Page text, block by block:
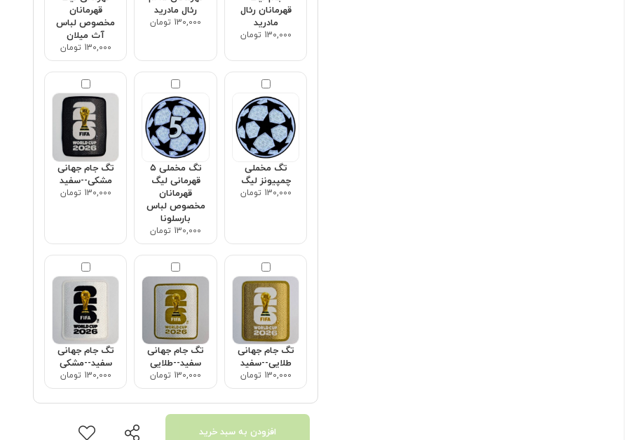
قهرمانان رئال
مادرید
130,000 تومان
رئال مادرید
130,000 تومان
قهرمانان
مخصوص لباس
آث میلان
130,000 تومان
تگ مخملی
چمپیونز لیگ
130,000 تومان
تگ مخملی ۵
قهرمانی لیگ
قهرمانان
مخصوص لباس
بارسلونا
130,000 تومان
تگ جام جهانی
مشکی--سفید
130,000 تومان
تگ جام جهانی
طلایی--سفید
130,000 تومان
تگ جام جهانی
سفید--طلایی
130,000 تومان
تگ جام جهانی
سفید--مشکی
130,000 تومان
افزودن به سبد خرید